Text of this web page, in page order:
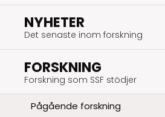
NYHETER
Det senaste inom forskning
FORSKNING
Forskning som SSF stödjer
Pågående forskning